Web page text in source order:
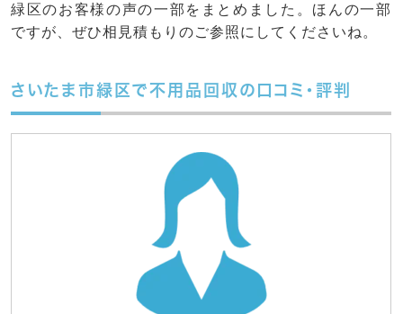
緑区のお客様の声の一部をまとめました。ほんの一部
ですが、ぜひ相見積もりのご参照にしてくださいね。
さいたま市緑区で不用品回収の口コミ・評判